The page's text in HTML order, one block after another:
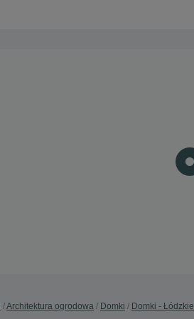
Architektura ogrodowa Domki Domki - Łódzkie